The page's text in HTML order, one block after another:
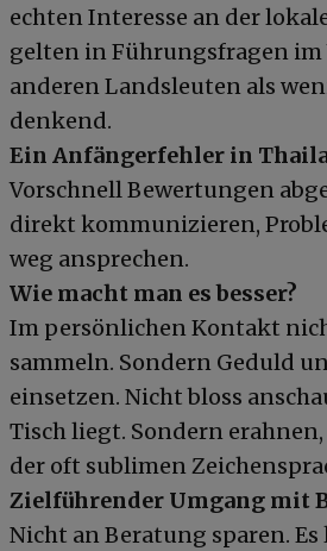
echten Interesse an der
gelten in Führungsfragen im
anderen Landsleuten als
denkend.
Ein Anfängerfehler in
Vorschnell Bewertungen
direkt kommunizieren,
weg ansprechen.
Wie macht man es besser?
Im persönlichen Kontakt
sammeln. Sondern Geduld
einsetzen. Nicht bloss
Tisch liegt. Sondern
der oft sublimen
Zielführender Umgang mit
Nicht an Beratung sparen.